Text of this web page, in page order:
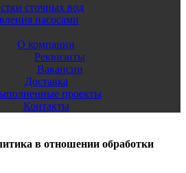
сточных вод
насосами
О компании
Реквизиты
Вакансии
Доставка
проекты
Контакты
в отношении обработки